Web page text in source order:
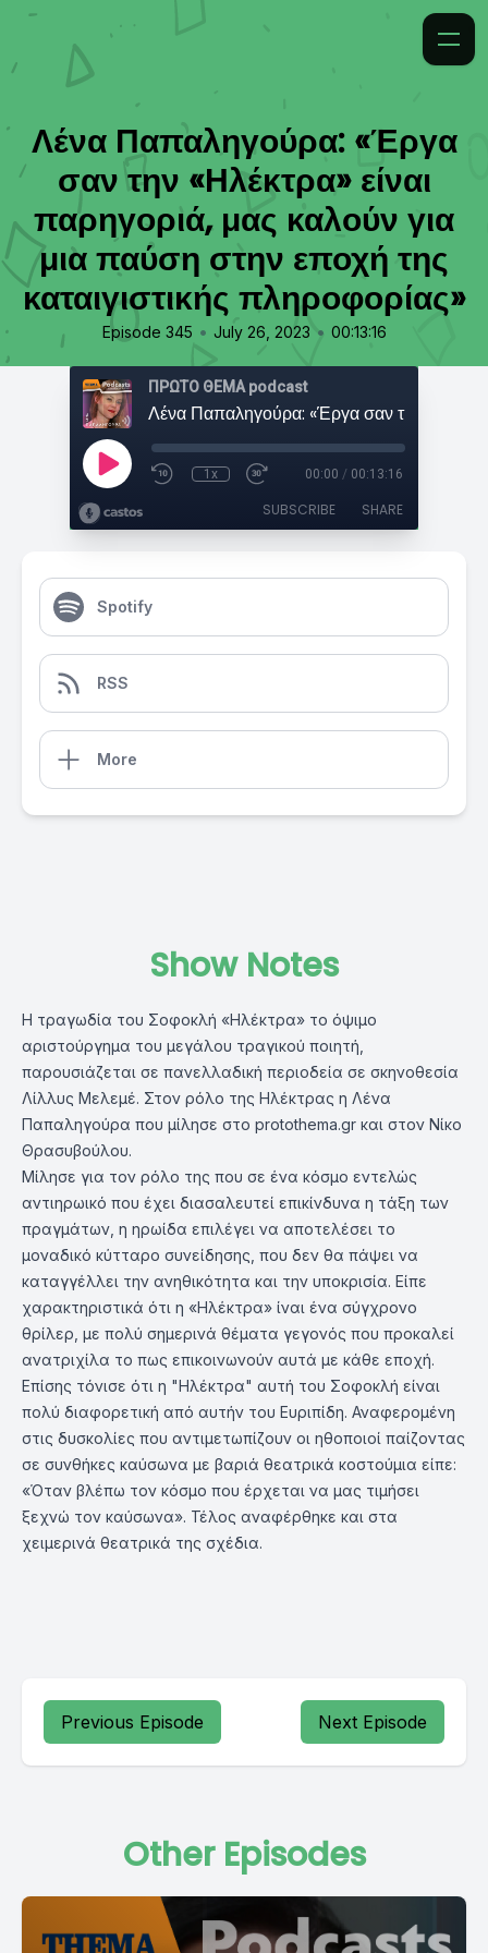
Λένα Παπαληγούρα: «Έργα
σαν την «Ηλέκτρα» είναι
παρηγοριά, μας καλούν για
μια παύση στην εποχή της
καταιγιστικής πληροφορίας»
Episode 345 • July 26, 2023 • 00:13:16
ΠΡΩΤΟ ΘΕΜΑ podcast
1x 00:00 / 00:13:16
SUBSCRIBE SHARE
Spotify
RSS
More
Show Notes
Η τραγωδία του Σοφοκλή «Ηλέκτρα» το όψιμο
αριστούργημα του μεγάλου τραγικού ποιητή,
παρουσιάζεται σε πανελλαδική περιοδεία σε σκηνοθεσία
Λίλλυς Μελεμέ. Στον ρόλο της Ηλέκτρας η Λένα
Παπαληγούρα που μίλησε στο protothema.gr και στον Νίκο
Θρασυβούλου.
Μίλησε για τον ρόλο της που σε ένα κόσμο εντελώς
αντιηρωικό που έχει διασαλευτεί επικίνδυνα η τάξη των
πραγμάτων, η ηρωίδα επιλέγει να αποτελέσει το
μοναδικό κύτταρο συνείδησης, που δεν θα πάψει να
καταγγέλλει την ανηθικότητα και την υποκρισία. Είπε
χαρακτηριστικά ότι η «Ηλέκτρα» ίναι ένα σύγχρονο
θρίλερ, με πολύ σημερινά θέματα γεγονός που προκαλεί
ανατριχίλα το πως επικοινωνούν αυτά με κάθε εποχή.
Επίσης τόνισε ότι η "Ηλέκτρα" αυτή του Σοφοκλή είναι
πολύ διαφορετική από αυτήν του Ευριπίδη. Αναφερομένη
στις δυσκολίες που αντιμετωπίζουν οι ηθοποιοί παίζοντας
σε συνθήκες καύσωνα με βαριά θεατρικά κοστούμια είπε:
«Όταν βλέπω τον κόσμο που έρχεται να μας τιμήσει
ξεχνώ τον καύσωνα». Τέλος αναφέρθηκε και στα
χειμερινά θεατρικά της σχέδια.
Previous Episode Next Episode
Other Episodes